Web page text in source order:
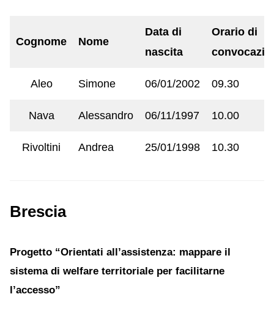
Cognome Nome
Data di
nascita
Orario di
Aleo Simone 06/01/2002 09.30
Nava Alessandro 06/11/1997 10.00
Rivoltini Andrea 25/01/1998 10.30
Brescia
Progetto “Orientati all’assistenza: mappare il
sistema di welfare territoriale per facilitarne
l’accesso”